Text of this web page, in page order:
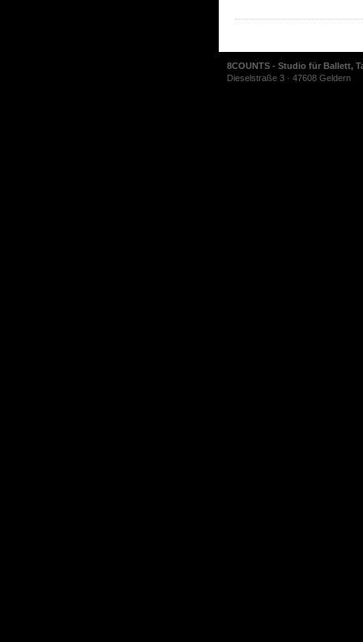
8COUNTS - Studio für Ballett,
Dieselstraße 3 · 47608 Geldern